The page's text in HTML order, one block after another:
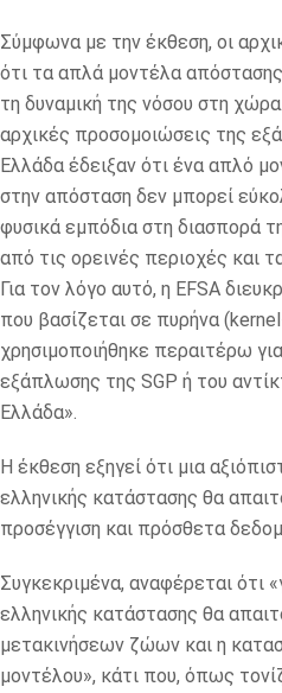
Σύμφωνα με την έκθεση, οι
ότι τα απλά μοντέλα
τη δυναμική της νόσου στη
αρχικές προσομοιώσεις της
Ελλάδα έδειξαν ότι ένα απλό
στην απόσταση δεν μπορεί
φυσικά εμπόδια στη διασπορά
από τις ορεινές περιοχές και
Για τον λόγο αυτό, η EFSA
που βασίζεται σε πυρήνα
χρησιμοποιήθηκε περαιτέρω
εξάπλωσης της SGP ή του
Ελλάδα».
Η έκθεση εξηγεί ότι μια
ελληνικής κατάστασης θα
προσέγγιση και πρόσθετα
Συγκεκριμένα, αναφέρεται ότι
ελληνικής κατάστασης θα
μετακινήσεων ζώων και η
μοντέλου», κάτι που, όπως